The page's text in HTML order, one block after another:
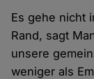
Es gehe nicht
Rand, sagt
unsere
weniger als